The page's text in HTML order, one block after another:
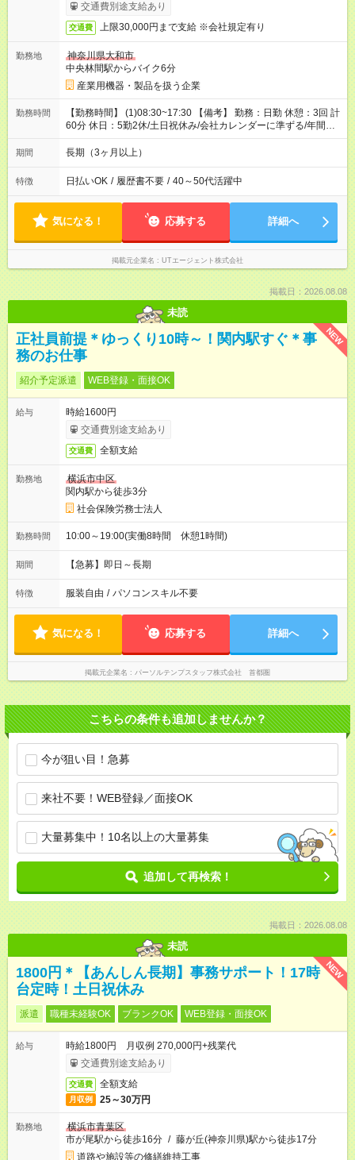
交通費別途支給あり
交通費 上限30,000円まで支給 ※会社規定有り
勤務地
神奈川県大和市
中央林間駅からバイク6分
産業用機器・製品を扱う企業
勤務時間
【勤務時間】 (1)08:30~17:30 【備考】 勤務：日勤 休憩：3回 計
60分 休日：5勤2休/土日祝休み/会社カレンダーに準ずる/年間休
日124日 休暇：GW休暇・夏季休暇・年末年始休暇
期間 長期（3ヶ月以上）
特徴 日払いOK / 履歴書不要 / 40～50代活躍中
気になる！ 応募する 詳細へ
掲載元企業名 UTエージェント株式会社
掲載日：2026.08.08
未読
NEW
正社員前提＊ゆっくり10時～！関内駅すぐ＊事
務のお仕事
紹介予定派遣 WEB登録・面接OK
給与
時給1600円
交通費別途支給あり
交通費 全額支給
勤務地
横浜市中区
関内駅から徒歩3分
社会保険労務士法人
勤務時間 10:00～19:00(実働8時間 休憩1時間)
期間 【急募】即日～長期
特徴 服装自由 / パソコンスキル不要
気になる！ 応募する 詳細へ
掲載元企業名 パーソルテンプスタッフ株式会社 首都圏
こちらの条件も追加しませんか？
今が狙い目！急募
来社不要！WEB登録／面接OK
大量募集中！10名以上の大量募集
追加して再検索！
掲載日：2026.08.08
未読
NEW
1800円＊【あんしん長期】事務サポート！17時
台定時！土日祝休み
派遣 職種未経験OK ブランクOK WEB登録・面接OK
給与
時給1800円 月収例 270,000円+残業代
交通費別途支給あり
交通費 全額支給
月収例 25～30万円
勤務地
横浜市青葉区
市が尾駅から徒歩16分 / 藤が丘(神奈川県)駅から徒歩17分
道路や施設等の修繕維持工事